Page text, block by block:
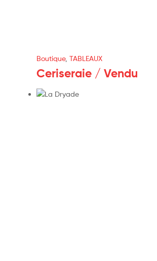
Boutique, TABLEAUX
Ceriseraie / Vendu